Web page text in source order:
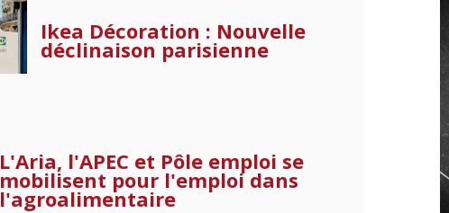
Ikea Décoration : Nouvelle
déclinaison parisienne
L'Aria, l'APEC et Pôle emploi se
mobilisent pour l'emploi dans
l'agroalimentaire